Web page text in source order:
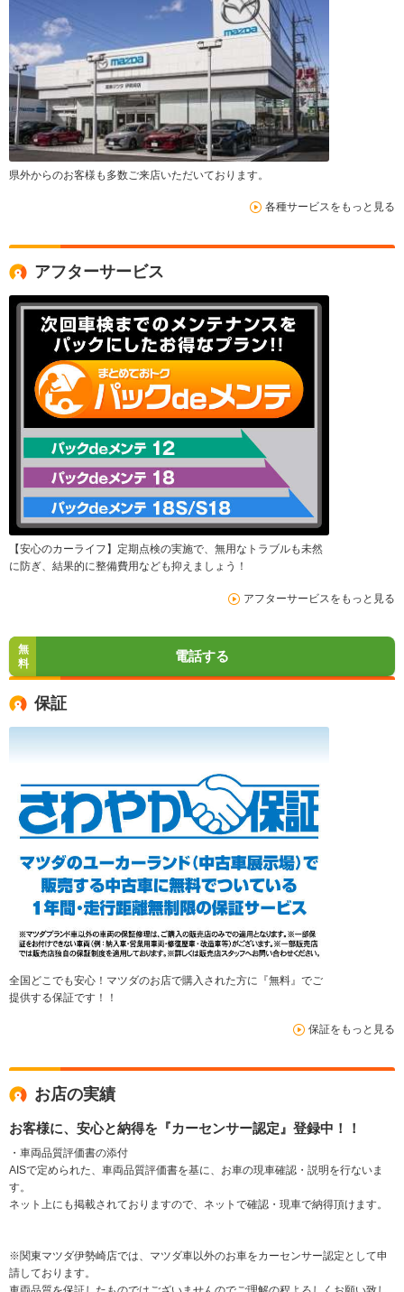
県外からのお客様も多数ご来店いただいております。
各種サービスをもっと見る
アフターサービス
【安心のカーライフ】定期点検の実施で、無用なトラブルも未然
に防ぎ、結果的に整備費用なども抑えましょう！
アフターサービスをもっと見る
無
料
電話する
保証
全国どこでも安心！マツダのお店で購入された方に『無料』でご
提供する保証です！！
保証をもっと見る
お店の実績
お客様に、安心と納得を『カーセンサー認定』登録中！！
・車両品質評価書の添付
AISで定められた、車両品質評価書を基に、お車の現車確認・説明を行ないま
す。
ネット上にも掲載されておりますので、ネットで確認・現車で納得頂けます。
※関東マツダ伊勢崎店では、マツダ車以外のお車をカーセンサー認定として申
請しております。